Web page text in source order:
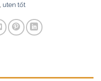
uten tốt